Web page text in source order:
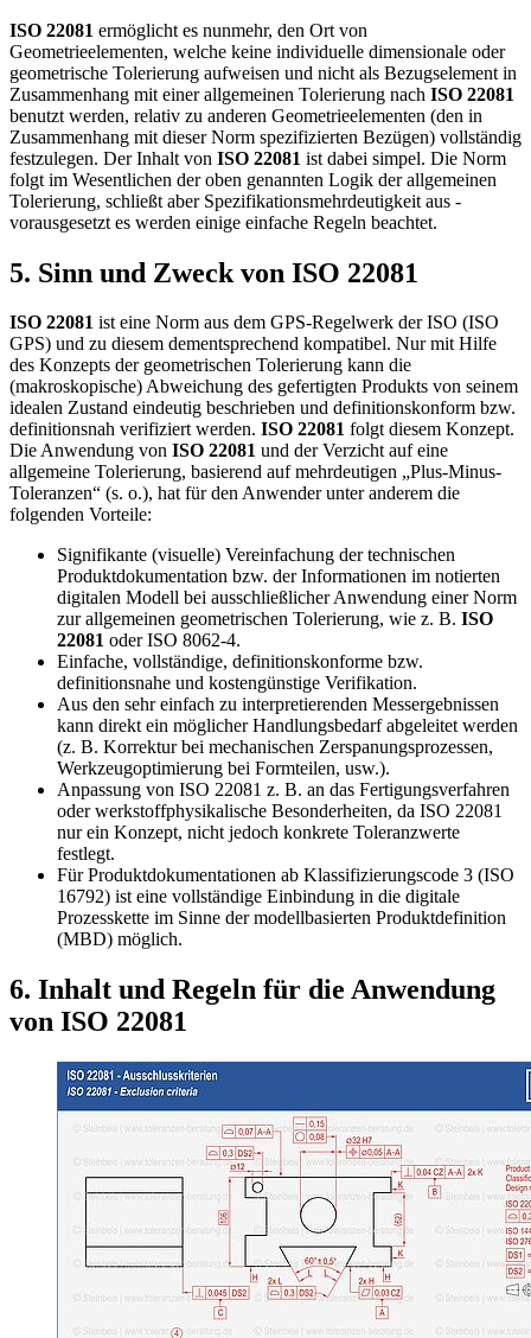
ISO 22081 ermöglicht es nunmehr, den Ort von
Geometrieelementen, welche keine individuelle dimensionale oder
geometrische Tolerierung aufweisen und nicht als Bezugselement in
Zusammenhang mit einer allgemeinen Tolerierung nach ISO 22081
benutzt werden, relativ zu anderen Geometrieelementen (den in
Zusammenhang mit dieser Norm spezifizierten Bezügen) vollständig
festzulegen. Der Inhalt von ISO 22081 ist dabei simpel. Die Norm
folgt im Wesentlichen der oben genannten Logik der allgemeinen
Tolerierung, schließt aber Spezifikationsmehrdeutigkeit aus -
vorausgesetzt es werden einige einfache Regeln beachtet.
5. Sinn und Zweck von ISO 22081
ISO 22081 ist eine Norm aus dem GPS-Regelwerk der ISO (ISO
GPS) und zu diesem dementsprechend kompatibel. Nur mit Hilfe
des Konzepts der geometrischen Tolerierung kann die
(makroskopische) Abweichung des gefertigten Produkts von seinem
idealen Zustand eindeutig beschrieben und definitionskonform bzw.
definitionsnah verifiziert werden. ISO 22081 folgt diesem Konzept.
Die Anwendung von ISO 22081 und der Verzicht auf eine
allgemeine Tolerierung, basierend auf mehrdeutigen „Plus-Minus-
Toleranzen“ (s. o.), hat für den Anwender unter anderem die
folgenden Vorteile:
Signifikante (visuelle) Vereinfachung der technischen
Produktdokumentation bzw. der Informationen im notierten
digitalen Modell bei ausschließlicher Anwendung einer Norm
zur allgemeinen geometrischen Tolerierung, wie z. B. ISO
22081 oder ISO 8062-4.
Einfache, vollständige, definitionskonforme bzw.
definitionsnahe und kostengünstige Verifikation.
Aus den sehr einfach zu interpretierenden Messergebnissen
kann direkt ein möglicher Handlungsbedarf abgeleitet werden
(z. B. Korrektur bei mechanischen Zerspanungsprozessen,
Werkzeugoptimierung bei Formteilen, usw.).
Anpassung von ISO 22081 z. B. an das Fertigungsverfahren
oder werkstoffphysikalische Besonderheiten, da ISO 22081
nur ein Konzept, nicht jedoch konkrete Toleranzwerte
festlegt.
Für Produktdokumentationen ab Klassifizierungscode 3 (ISO
16792) ist eine vollständige Einbindung in die digitale
Prozesskette im Sinne der modellbasierten Produktdefinition
(MBD) möglich.
6. Inhalt und Regeln für die Anwendung
von ISO 22081